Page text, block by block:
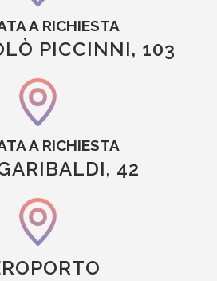
A RICHIESTA
PICCINNI, 103
A RICHIESTA
42